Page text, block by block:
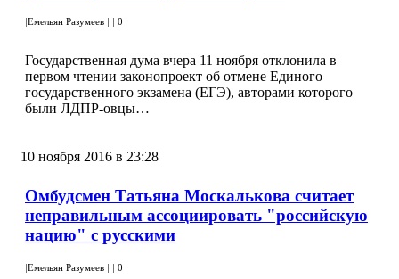
Емельян Разумеев 0
Государственная дума вчера 11 ноября отклонила в
первом чтении законопроект об отмене Единого
государственного экзамена (ЕГЭ), авторами которого
были ЛДПР-овцы…
10 ноября 2016 в 23:28
Омбудсмен Татьяна Москалькова считает
неправильным ассоциировать "российскую
нацию" с русскими
|Емельян Разумеев | | 0